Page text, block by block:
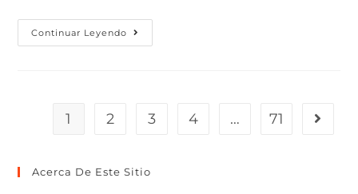
Continuar Leyendo
1 2 3 4 … 71
Acerca De Este Sitio